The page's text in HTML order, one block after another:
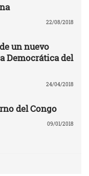
22/08/2018
un nuevo
Democrática del
24/04/2018
del Congo
09/01/2018